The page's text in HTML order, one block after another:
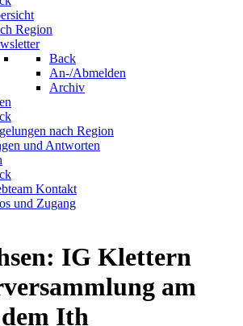
Region
Back
An-/Abmelden
Archiv
nach Region
und Antworten
Kontakt
und Zugang
IG Klettern
am
Ith